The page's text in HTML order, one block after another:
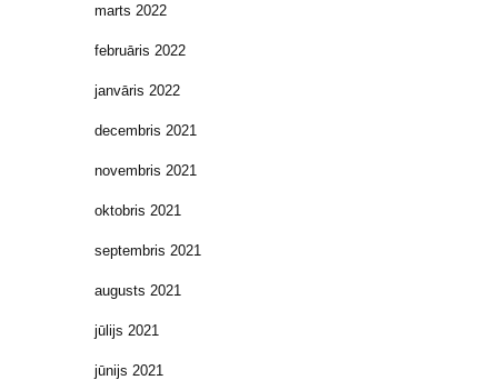
marts 2022
februāris 2022
janvāris 2022
decembris 2021
novembris 2021
oktobris 2021
septembris 2021
augusts 2021
jūlijs 2021
jūnijs 2021